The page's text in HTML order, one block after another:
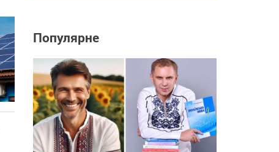
Популярне